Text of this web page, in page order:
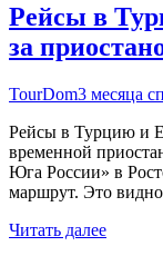
Рейсы в
за
TourDom3 месяца
Рейсы в Турцию и
временной
Юга России» в
маршрут. Это
Читать далее